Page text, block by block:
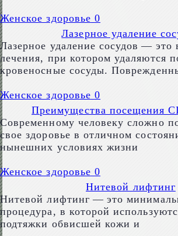
Женское здоровье 0
Лазерное удаление
Лазерное удаление сосудов — это
лечения, при котором удаляются
кровеносные сосуды.
Женское здоровье 0
Преимущества посещения
Современному человеку сложно
свое здоровье в отличном
нынешних условиях жизни
Женское здоровье 0
Нитевой лифтинг
Нитевой лифтинг — это
процедура, в которой
подтяжки обвисшей кожи и